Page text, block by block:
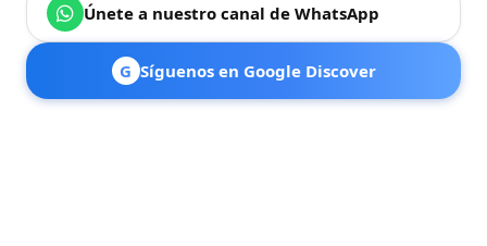
Únete a nuestro canal de WhatsApp
G Síguenos en Google Discover